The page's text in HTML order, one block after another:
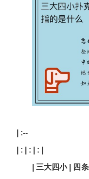
| :--
| : | : | : |
三大四小| 四条